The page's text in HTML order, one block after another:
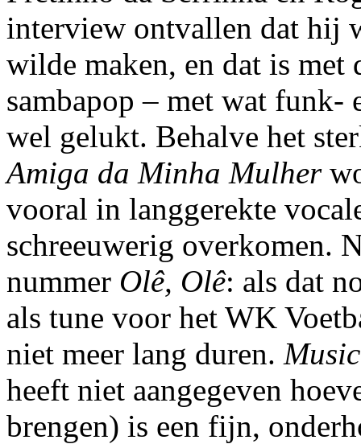
interview ontvallen dat hij
wilde maken, en dat is
sambapop – met wat
wel gelukt. Behalve het
Amiga da Minha Mulher
vooral in langgerekte
schreeuwerig overkomen.
nummer Olê, Olê: als dat
als tune voor het WK
niet meer lang duren.
heeft niet aangegeven
brengen) is een fijn,